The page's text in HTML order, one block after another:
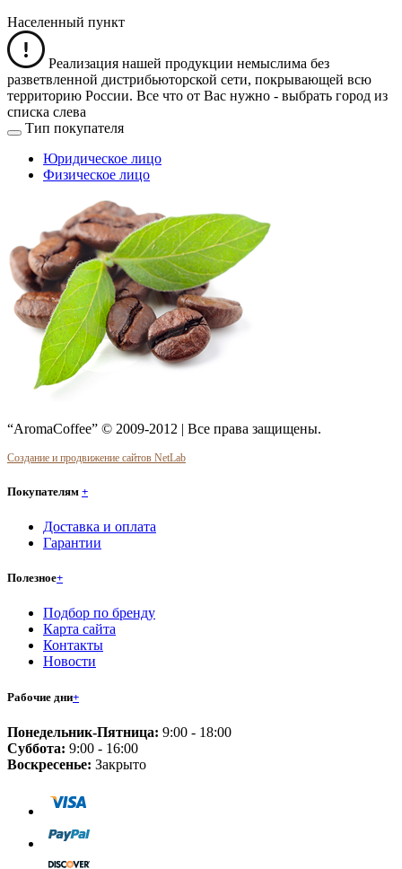
Населенный пункт
Реализация нашей продукции немыслима без
разветвленной дистрибьюторской сети, покрывающей всю
территорию России. Все что от Вас нужно - выбрать город из
списка слева
Тип покупателя
Юридическое лицо
Физическое лицо
“AromaCoffee” © 2009-2012 | Все права защищены.
Создание и продвижение сайтов NetLab
Покупателям +
Доставка и оплата
Гарантии
Полезное+
Подбор по бренду
Карта сайта
Контакты
Новости
Рабочие дни+
Понедельник-Пятница: 9:00 - 18:00
Суббота: 9:00 - 16:00
Воскресенье: Закрыто